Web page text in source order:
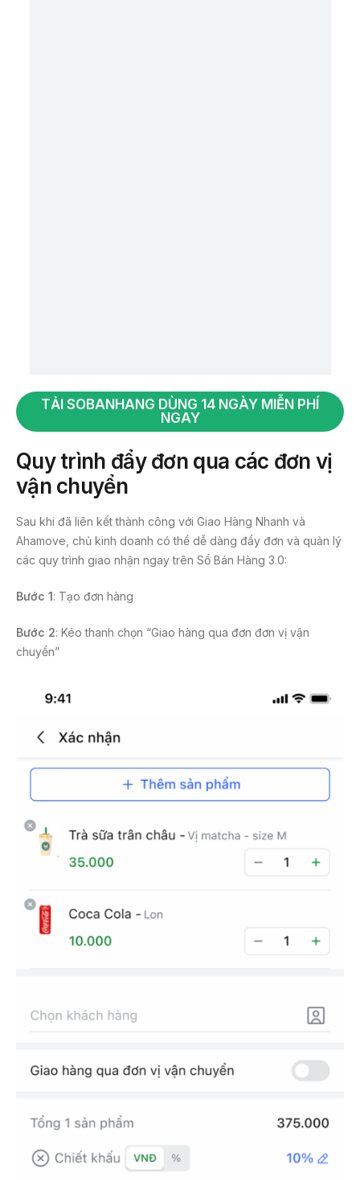
TẢI SOBANHANG DÙNG 14 NGÀY MIỄN PHÍ
NGAY
Quy trình đẩy đơn qua các đơn vị
vận chuyển
Sau khi đã liên kết thành công với Giao Hàng Nhanh và
Ahamove, chủ kinh doanh có thể dễ dàng đẩy đơn và quản lý
các quy trình giao nhận ngay trên Sổ Bán Hàng 3.0:
Bước 1: Tạo đơn hàng
Bước 2: Kéo thanh chọn “Giao hàng qua đơn đơn vị vận
chuyển”